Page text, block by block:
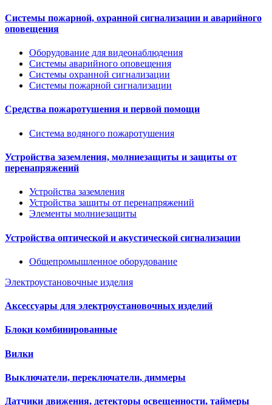
Системы пожарной, охранной сигнализации и аварийного
оповещения
Оборудование для видеонаблюдения
Системы аварийного оповещения
Системы охранной сигнализации
Системы пожарной сигнализации
Средства пожаротушения и первой помощи
Система водяного пожаротушения
Устройства заземления, молниезащиты и защиты от
перенапряжений
Устройства заземления
Устройства защиты от перенапряжений
Элементы молниезащиты
Устройства оптической и акустической сигнализации
Общепромышленное оборудование
Электроустановочные изделия
Аксессуары для электроустановочных изделий
Блоки комбинированные
Вилки
Выключатели, переключатели, диммеры
Датчики движения, детекторы освещенности, таймеры